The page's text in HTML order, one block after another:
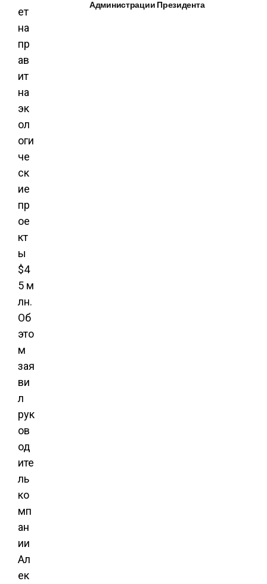
ет
на
пр
ав
ит
на
эк
ол
оги
че
ск
ие
пр
ое
кт
ы
$4
5 м
лн.
Об
это
м
зая
ви
л
рук
ов
од
ите
ль
ко
мп
ан
ии
Ал
ек
Администрации Президента